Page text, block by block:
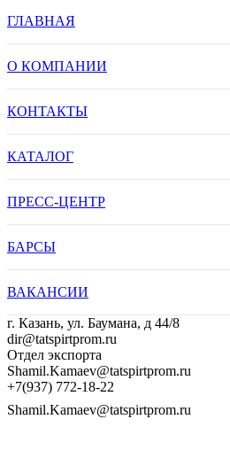
ГЛАВНАЯ
О КОМПАНИИ
КОНТАКТЫ
КАТАЛОГ
ПРЕСС-ЦЕНТР
БАРСЫ
ВАКАНСИИ
г. Казань, ул. Баумана, д 44/8
dir@tatspirtprom.ru
Отдел экспорта
Shamil.Kamaev@tatspirtprom.ru
+7(937) 772-18-22
Shamil.Kamaev@tatspirtprom.ru